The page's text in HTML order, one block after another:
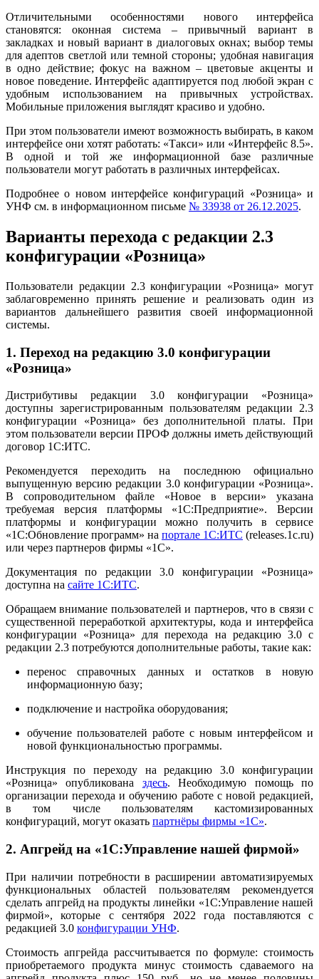
Отличительными особенностями нового интерфейса
становятся: оконная система – привычный вариант в
закладках и новый вариант в диалоговых окнах; выбор темы
для адептов светлой или темной стороны; удобная навигация
в одно действие; фокус на важном – цветовые акценты и
новое поведение. Интерфейс адаптируется под любой экран с
удобным использованием на привычных устройствах.
Мобильные приложения выглядят красиво и удобно.
При этом пользователи имеют возможность выбирать, в каком
интерфейсе они хотят работать: «Такси» или «Интерфейс 8.5».
В одной и той же информационной базе различные
пользователи могут работать в различных интерфейсах.
Подробнее о новом интерфейсе конфигураций «Розница» и
УНФ см. в информационном письме № 33938 от 26.12.2025.
Варианты перехода с редакции 2.3
конфигурации «Розница»
Пользователи редакции 2.3 конфигурации «Розница» могут
заблаговременно принять решение и реализовать один из
вариантов дальнейшего развития своей информационной
системы.
1. Переход на редакцию 3.0 конфигурации
«Розница»
Дистрибутивы редакции 3.0 конфигурации «Розница»
доступны зарегистрированным пользователям редакции 2.3
конфигурации «Розница» без дополнительной платы. При
этом пользователи версии ПРОФ должны иметь действующий
договор 1С:ИТС.
Рекомендуется переходить на последнюю официально
выпущенную версию редакции 3.0 конфигурации «Розница».
В сопроводительном файле «Новое в версии» указана
требуемая версия платформы «1С:Предприятие». Версии
платформы и конфигурации можно получить в сервисе
«1С:Обновление программ» на портале 1С:ИТС (releases.1c.ru)
или через партнеров фирмы «1С».
Документация по редакции 3.0 конфигурации «Розница»
доступна на сайте 1С:ИТС.
Обращаем внимание пользователей и партнеров, что в связи с
существенной переработкой архитектуры, кода и интерфейса
конфигурации «Розница» для перехода на редакцию 3.0 с
редакции 2.3 потребуются дополнительные работы, такие как:
перенос справочных данных и остатков в новую
информационную базу;
подключение и настройка оборудования;
обучение пользователей работе с новым интерфейсом и
новой функциональностью программы.
Инструкция по переходу на редакцию 3.0 конфигурации
«Розница» опубликована здесь. Необходимую помощь по
организации перехода и обучению работе с новой редакцией,
в том числе пользователям кастомизированных
конфигураций, могут оказать партнёры фирмы «1С».
2. Апгрейд на «1С:Управление нашей фирмой»
При наличии потребности в расширении автоматизируемых
функциональных областей пользователям рекомендуется
сделать апгрейд на продукты линейки «1С:Управление нашей
фирмой», которые с сентября 2022 года поставляются с
редакцией 3.0 конфигурации УНФ.
Стоимость апгрейда рассчитывается по формуле: стоимость
приобретаемого продукта минус стоимость сдаваемого на